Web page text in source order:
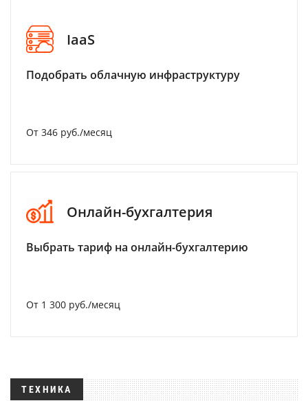
IaaS
Подобрать облачную инфраструктуру
От 346 руб./месяц
Онлайн-бухгалтерия
Выбрать тариф на онлайн-бухгалтерию
От 1 300 руб./месяц
ТЕХНИКА